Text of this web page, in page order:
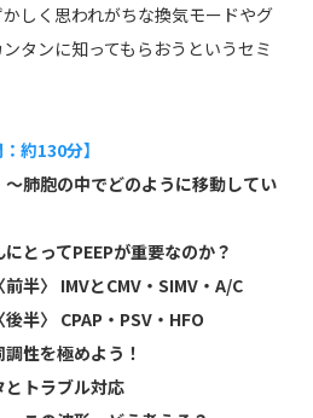
しく思われがちな換気モードやグ
タンに知ってもらおうというセミ
約130分】
肺胞の中でどのように移動してい
とってPEEPが重要なのか？
半〉 IMVとCMV・SIMV・A/C
半〉 CPAP・PSV・HFO
性を極めよう！
トラブル対応